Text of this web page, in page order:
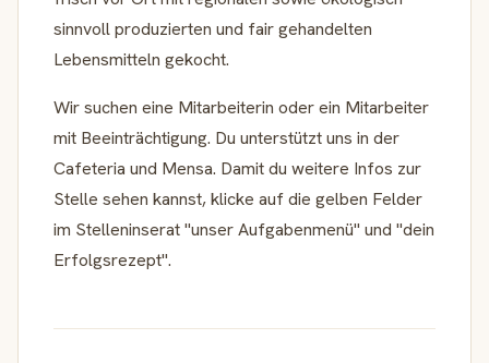
sinnvoll produzierten und fair gehandelten
Lebensmitteln gekocht.
Wir suchen eine Mitarbeiterin oder ein Mitarbeiter
mit Beeinträchtigung. Du unterstützt uns in der
Cafeteria und Mensa. Damit du weitere Infos zur
Stelle sehen kannst, klicke auf die gelben Felder
im Stelleninserat "unser Aufgabenmenü" und "dein
Erfolgsrezept".